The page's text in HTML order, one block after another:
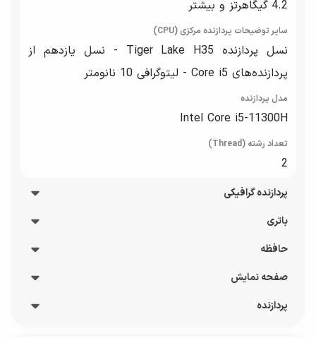
4.2 گیگاهرتز و بیشتر
سایر توضیحات پردازنده مرکزی (CPU)
نسل پردازنده Tiger Lake H35 - نسل یازدهم از
پردازنده‌های Core i5 - لیتوگرافی 10 نانومتر
مدل پردازنده
Intel Core i5-11300H
تعداد رشته (Thread)
2
پردازنده گرافیکی
سازنده پردازنده گرافیکی
NVIDIA
نوع پردازنده گرافیکی
مدل پردازنده گرافیکی
باتری
نوع باتری
3 سلولی
شارژدهی باتری
حافظه
نوع حافظه RAM
DDR4
صفحه نمایش
پوشش صفحه نمایش
پردازنده